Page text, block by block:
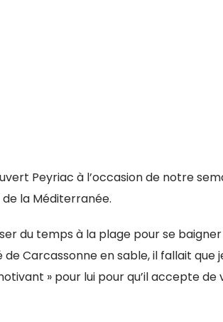
Peyriac à l’occasion de notre
la Méditerranée.
du temps à la plage pour se baigner
de Carcassonne en sable, il fallait que
» pour lui pour qu’il accepte